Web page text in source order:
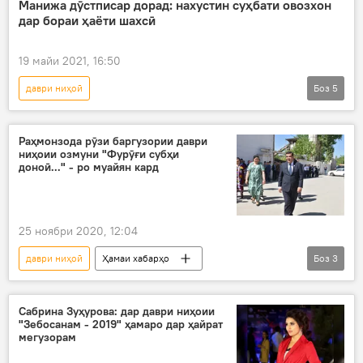
Евровидение
Манижа дӯстписар дорад: нахустин суҳбати овозхон
дар бораи ҳаёти шахсӣ
19 майи 2021, 16:50
даври ниҳоӣ
Евровидение - 2021: Зодаи Тоҷикистон, намояндаи Русия
ҳаёти шахсӣ
озмун
Манижа Сангин
Евровидение
Боз 5
Раҳмонзода рӯзи баргузории даври
ниҳоии озмуни "Фурӯғи субҳи
доноӣ..." - ро муайян кард
25 ноябри 2020, 12:04
даври ниҳоӣ
Ҳамаи хабарҳо
Дар Тоҷикистон
озмун дақиқ
Боз 3
Сабрина Зуҳурова: дар даври ниҳоии
"Зебосанам - 2019" ҳамаро дар ҳайрат
мегузорам